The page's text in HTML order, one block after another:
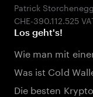
Patrick
Los geht's!
Wie man mit
Was ist Cold
Die besten